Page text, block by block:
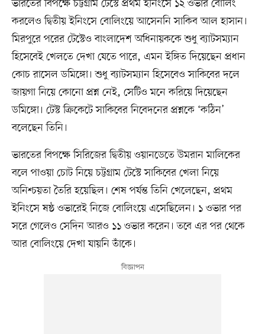
ভারতের বিপক্ষে চট্টগ্রাম টেস্টে প্রথম ইনিংসে ১২ ওভার বোলিং
করলেও দ্বিতীয় ইনিংসে বোলিংয়ে আসেননি সাকিব আল হাসান।
মিরপুরে পরের টেস্টেও বাংলাদেশ অধিনায়ককে শুধু ব্যাটসম্যান
হিসেবেই খেলতে দেখা যেতে পারে, এমন ইঙ্গিত দিয়েছেন প্রধান
কোচ রাসেল ডমিঙ্গো। শুধু ব্যাটসম্যান হিসেবেও সাকিবের দলে
জায়গা নিয়ে কোনো প্রশ্ন নেই, সেটিও মনে করিয়ে দিয়েছেন
ডমিঙ্গো। টেস্ট ক্রিকেটে সাকিবের নিবেদনের প্রশ্নকে ‘কঠিন’
বলেছেন তিনি।
ভারতের বিপক্ষে সিরিজের দ্বিতীয় ওয়ানডেতে উমরান মালিকের
বলে পাওয়া চোট নিয়ে চট্টগ্রাম টেস্টে সাকিবের খেলা নিয়ে
অনিশ্চয়তা তৈরি হয়েছিল। শেষ পর্যন্ত তিনি খেলেছেন, প্রথম
ইনিংসে ষষ্ঠ ওভারেই নিজে বোলিংয়ে এসেছিলেন। ১ ওভার পর
সরে গেলেও সেদিন আরও ১১ ওভার করেন। তবে এর পর থেকে
আর বোলিংয়ে দেখা যায়নি তাঁকে।